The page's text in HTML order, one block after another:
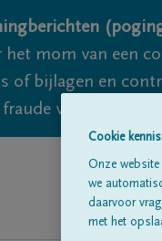
mom van een
of bijlagen en
vallen echter
Cookie
Onze
we
daarvoor
met het